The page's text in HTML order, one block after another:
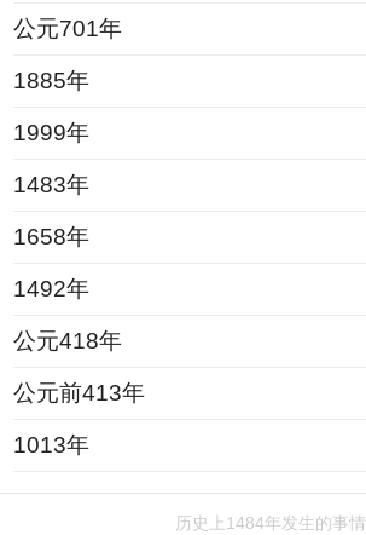
公元701年
1885年
1999年
1483年
1658年
1492年
公元418年
公元前413年
1013年
历史上1484年发生的事情